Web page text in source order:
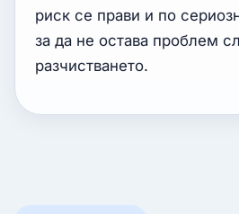
риск се прави и по
за да не остава проблем
разчистването.